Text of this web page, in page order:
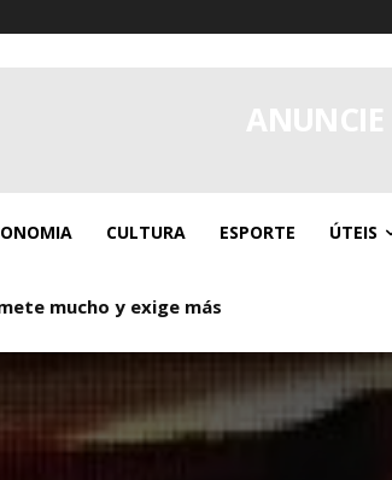
CULTURA ESPORTE ÚTEIS
mucho y exige más
y el caos controlado se dan la mano